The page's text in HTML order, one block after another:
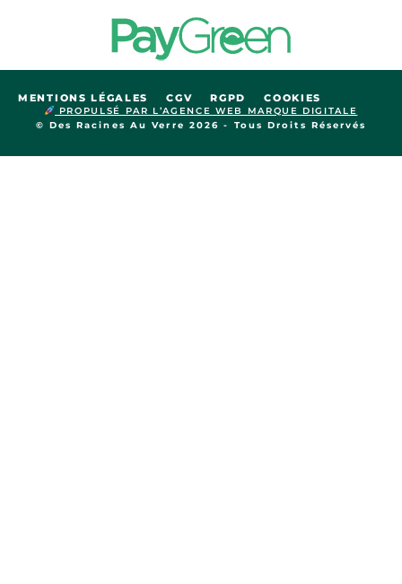
© Des Racines Au Verre 2026 - Tous Droits Réservés
PROPULSÉ PAR L’AGENCE WEB MARQUE DIGITALE
MENTIONS LÉGALES CGV RGPD COOKIES